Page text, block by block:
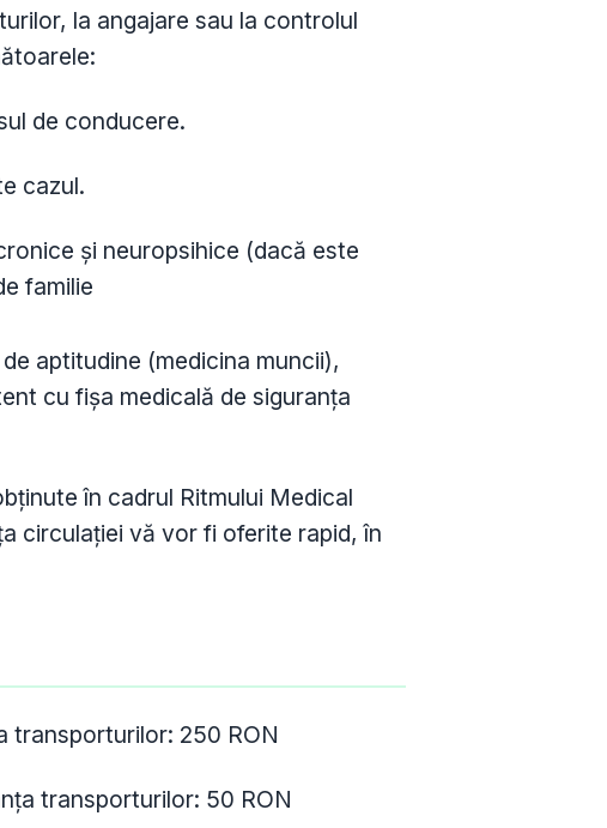
la angajare sau la controlul
de conducere.
cazul.
și neuropsihice (dacă este
familie
aptitudine (medicina muncii),
cu fișa medicală de siguranța
în cadrul Ritmului Medical
circulației vă vor fi oferite rapid, în
transporturilor: 250 RON
transporturilor: 50 RON